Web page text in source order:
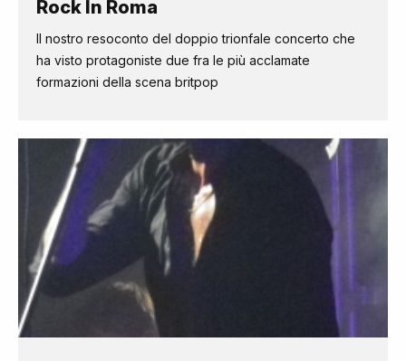
Rock In Roma
Il nostro resoconto del doppio trionfale concerto che
ha visto protagoniste due fra le più acclamate
formazioni della scena britpop